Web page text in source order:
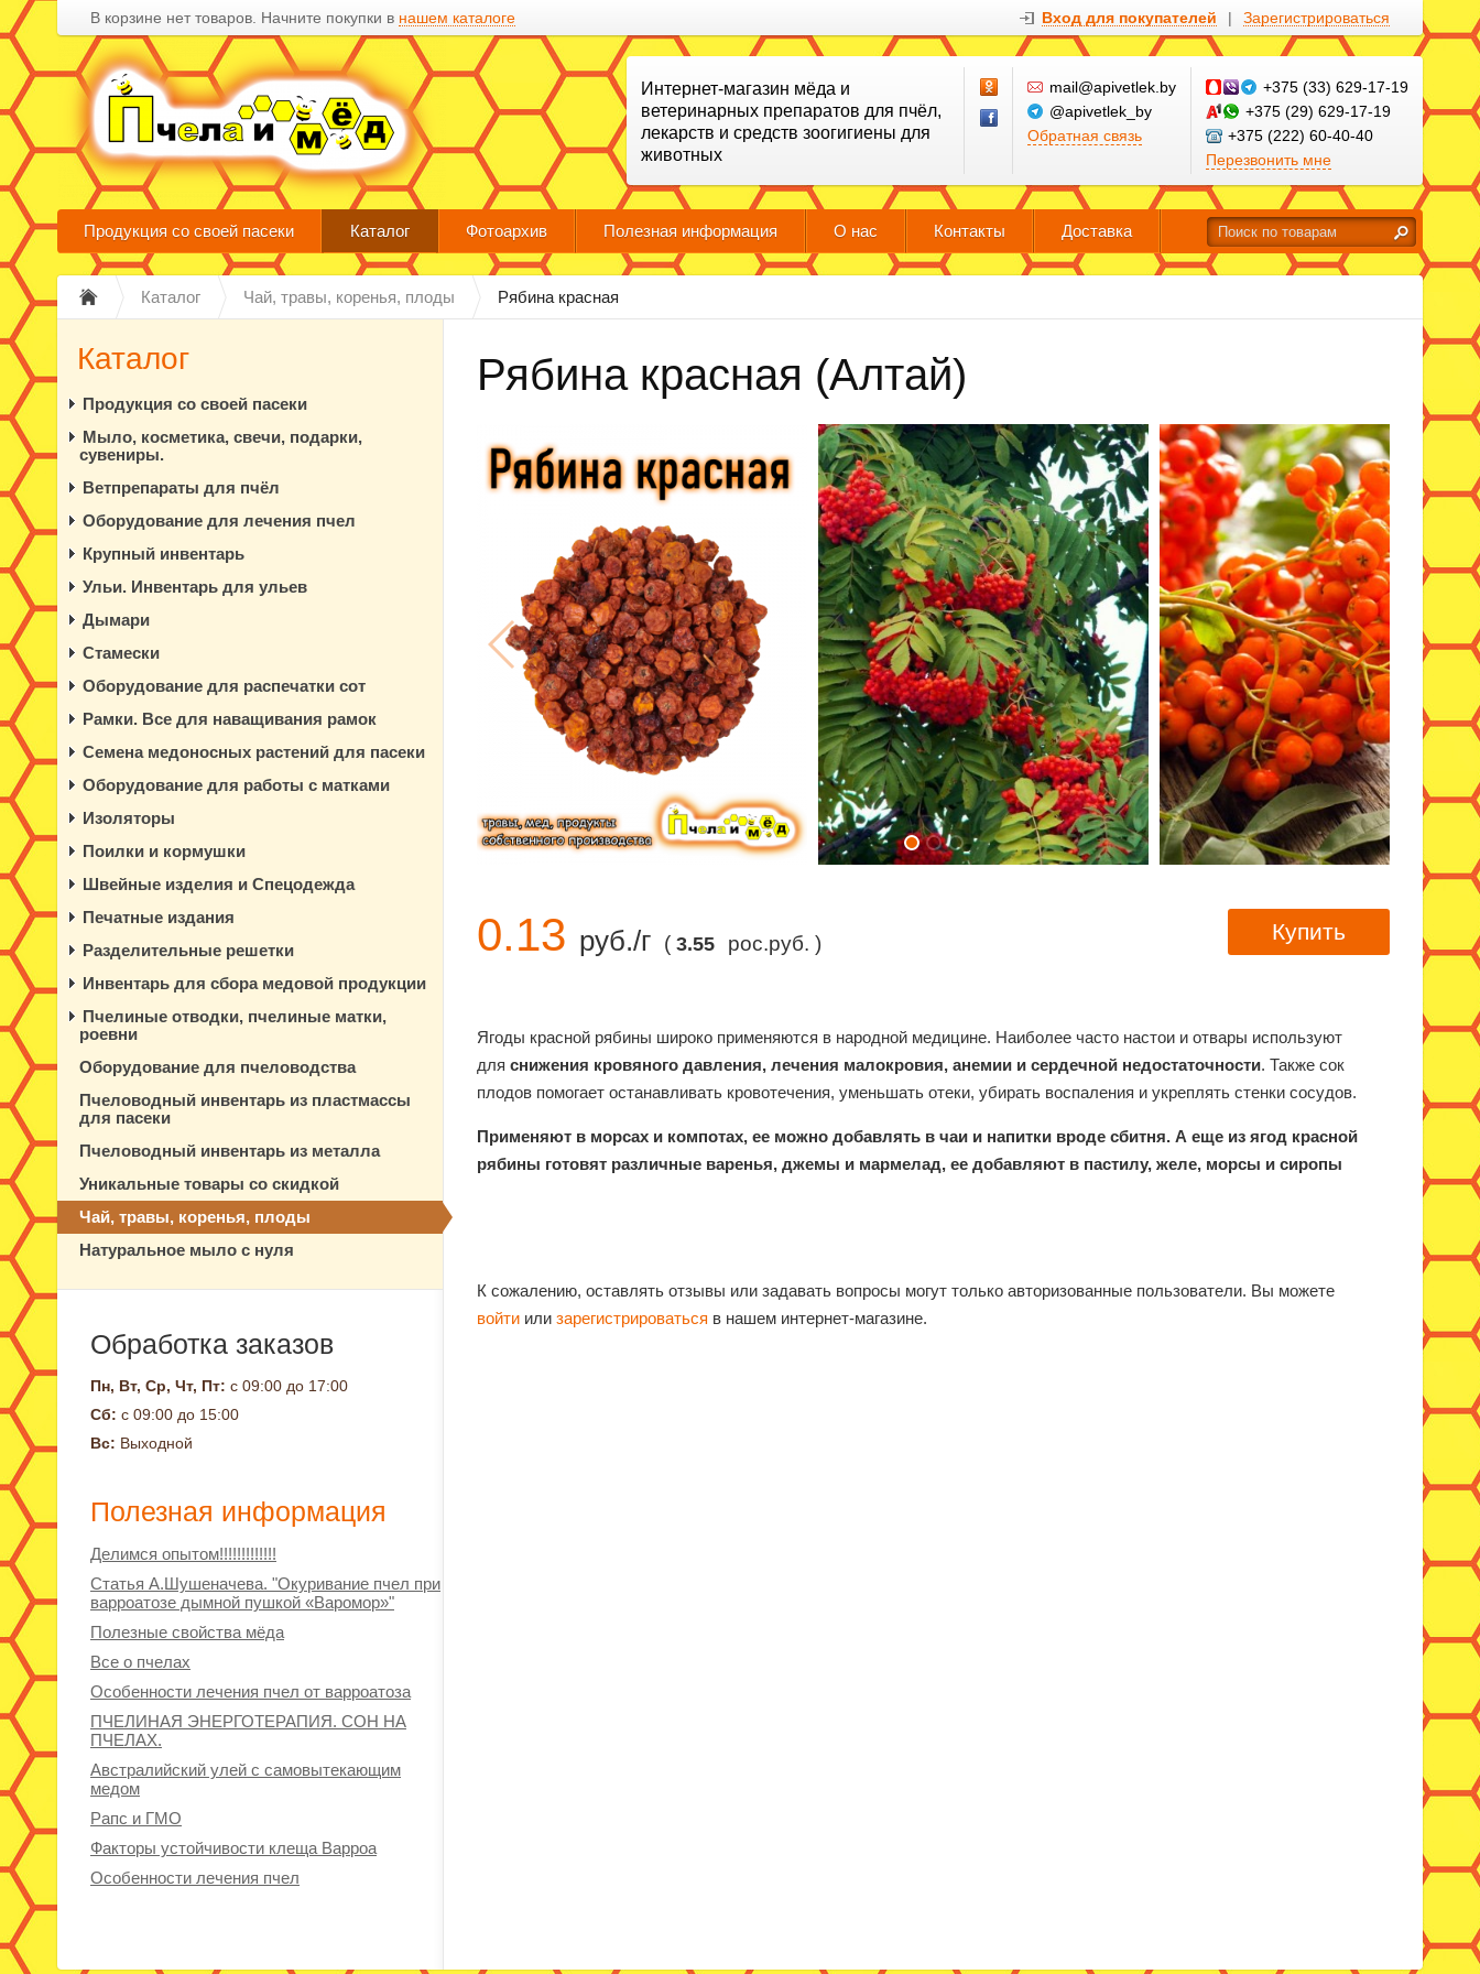
В корзине нет товаров. Начните покупки в нашем каталоге Вход для покупателей | Зарегистрироваться
Интернет-магазин мёда и
ветеринарных препаратов для пчёл,
лекарств и средств зоогигиены для
животных
mail@apivetlek.by
@apivetlek_by
Обратная связь
+375 (33) 629-17-19
+375 (29) 629-17-19
+375 (222) 60-40-40
Перезвонить мне
Продукция со своей пасеки Каталог Фотоархив Полезная информация О нас Контакты Доставка
Каталог Чай, травы, коренья, плоды Рябина красная
Рябина красная (Алтай)
0.13 руб./г ( 3.55 рос.руб. ) Купить
Ягоды красной рябины широко применяются в народной медицине. Наиболее часто настои и отвары используют
для снижения кровяного давления, лечения малокровия, анемии и сердечной недостаточности. Также сок
плодов помогает останавливать кровотечения, уменьшать отеки, убирать воспаления и укреплять стенки сосудов.
Применяют в морсах и компотах, ее можно добавлять в чаи и напитки вроде сбитня. А еще из ягод красной
рябины готовят различные варенья, джемы и мармелад, ее добавляют в пастилу, желе, морсы и сиропы
К сожалению, оставлять отзывы или задавать вопросы могут только авторизованные пользователи. Вы можете
войти или зарегистрироваться в нашем интернет-магазине.
Каталог
Продукция со своей пасеки
Мыло, косметика, свечи, подарки,
сувениры.
Ветпрепараты для пчёл
Оборудование для лечения пчел
Крупный инвентарь
Ульи. Инвентарь для ульев
Дымари
Стамески
Оборудование для распечатки сот
Рамки. Все для наващивания рамок
Семена медоносных растений для пасеки
Оборудование для работы с матками
Изоляторы
Поилки и кормушки
Швейные изделия и Спецодежда
Печатные издания
Разделительные решетки
Инвентарь для сбора медовой продукции
Пчелиные отводки, пчелиные матки,
роевни
Оборудование для пчеловодства
Пчеловодный инвентарь из пластмассы
для пасеки
Пчеловодный инвентарь из металла
Уникальные товары со скидкой
Чай, травы, коренья, плоды
Натуральное мыло с нуля
Обработка заказов
Пн, Вт, Ср, Чт, Пт: с 09:00 до 17:00
Сб: с 09:00 до 15:00
Вс: Выходной
Полезная информация
Делимся опытом!!!!!!!!!!!!!
Статья А.Шушеначева. "Окуривание пчел при
варроатозе дымной пушкой «Варомор»"
Полезные свойства мёда
Все о пчелах
Особенности лечения пчел от варроатоза
ПЧЕЛИНАЯ ЭНЕРГОТЕРАПИЯ. СОН НА
ПЧЕЛАХ.
Австралийский улей с самовытекающим
медом
Рапс и ГМО
Факторы устойчивости клеща Варроа
Особенности лечения пчел